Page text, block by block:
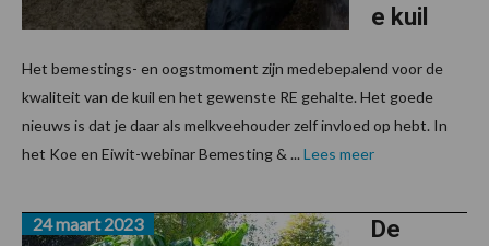
e kuil
Het bemestings- en oogstmoment zijn medebepalend voor de
kwaliteit van de kuil en het gewenste RE gehalte. Het goede
nieuws is dat je daar als melkveehouder zelf invloed op hebt. In
het Koe en Eiwit-webinar Bemesting & ... Lees meer
De
24 maart 2023